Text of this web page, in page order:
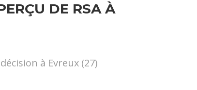
DE RSA À
à Evreux (27)